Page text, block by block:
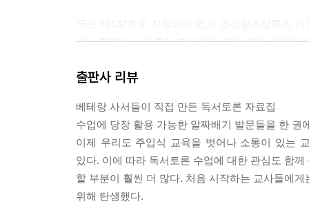
러나 함께하는 토론의 힘을 믿고 책을 펼쳐 들었
했습니다. 책 속의 인물을 생생하게 살려내 보려고
--- p.244
출판사 리뷰
베테랑 사서들이 직접 만든 독서토론 자료집
수업에 당장 활용 가능한 알짜배기 발문들을 한 권
이제 우리도 주입식 교육을 벗어나 소통이 있는
있다. 이에 따라 독서토론 수업에 대한 관심도 함
할 부분이 훨씬 더 많다. 처음 시작하는 교사들에
위해 탄생했다.